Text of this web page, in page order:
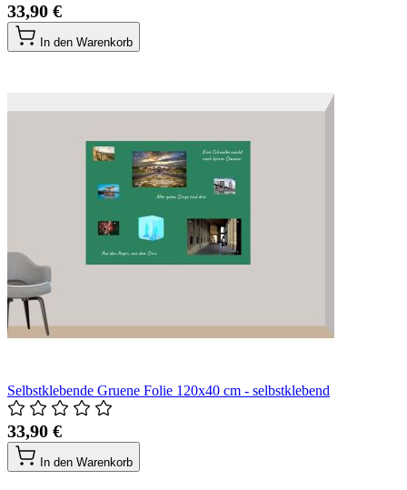
33,90 €
In den Warenkorb
Selbstklebende Gruene Folie 120x40 cm - selbstklebend
33,90 €
In den Warenkorb